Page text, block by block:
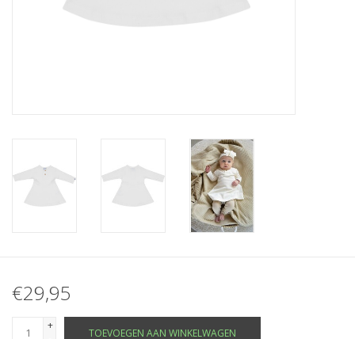
€29,95
+
TOEVOEGEN AAN WINKELWAGEN